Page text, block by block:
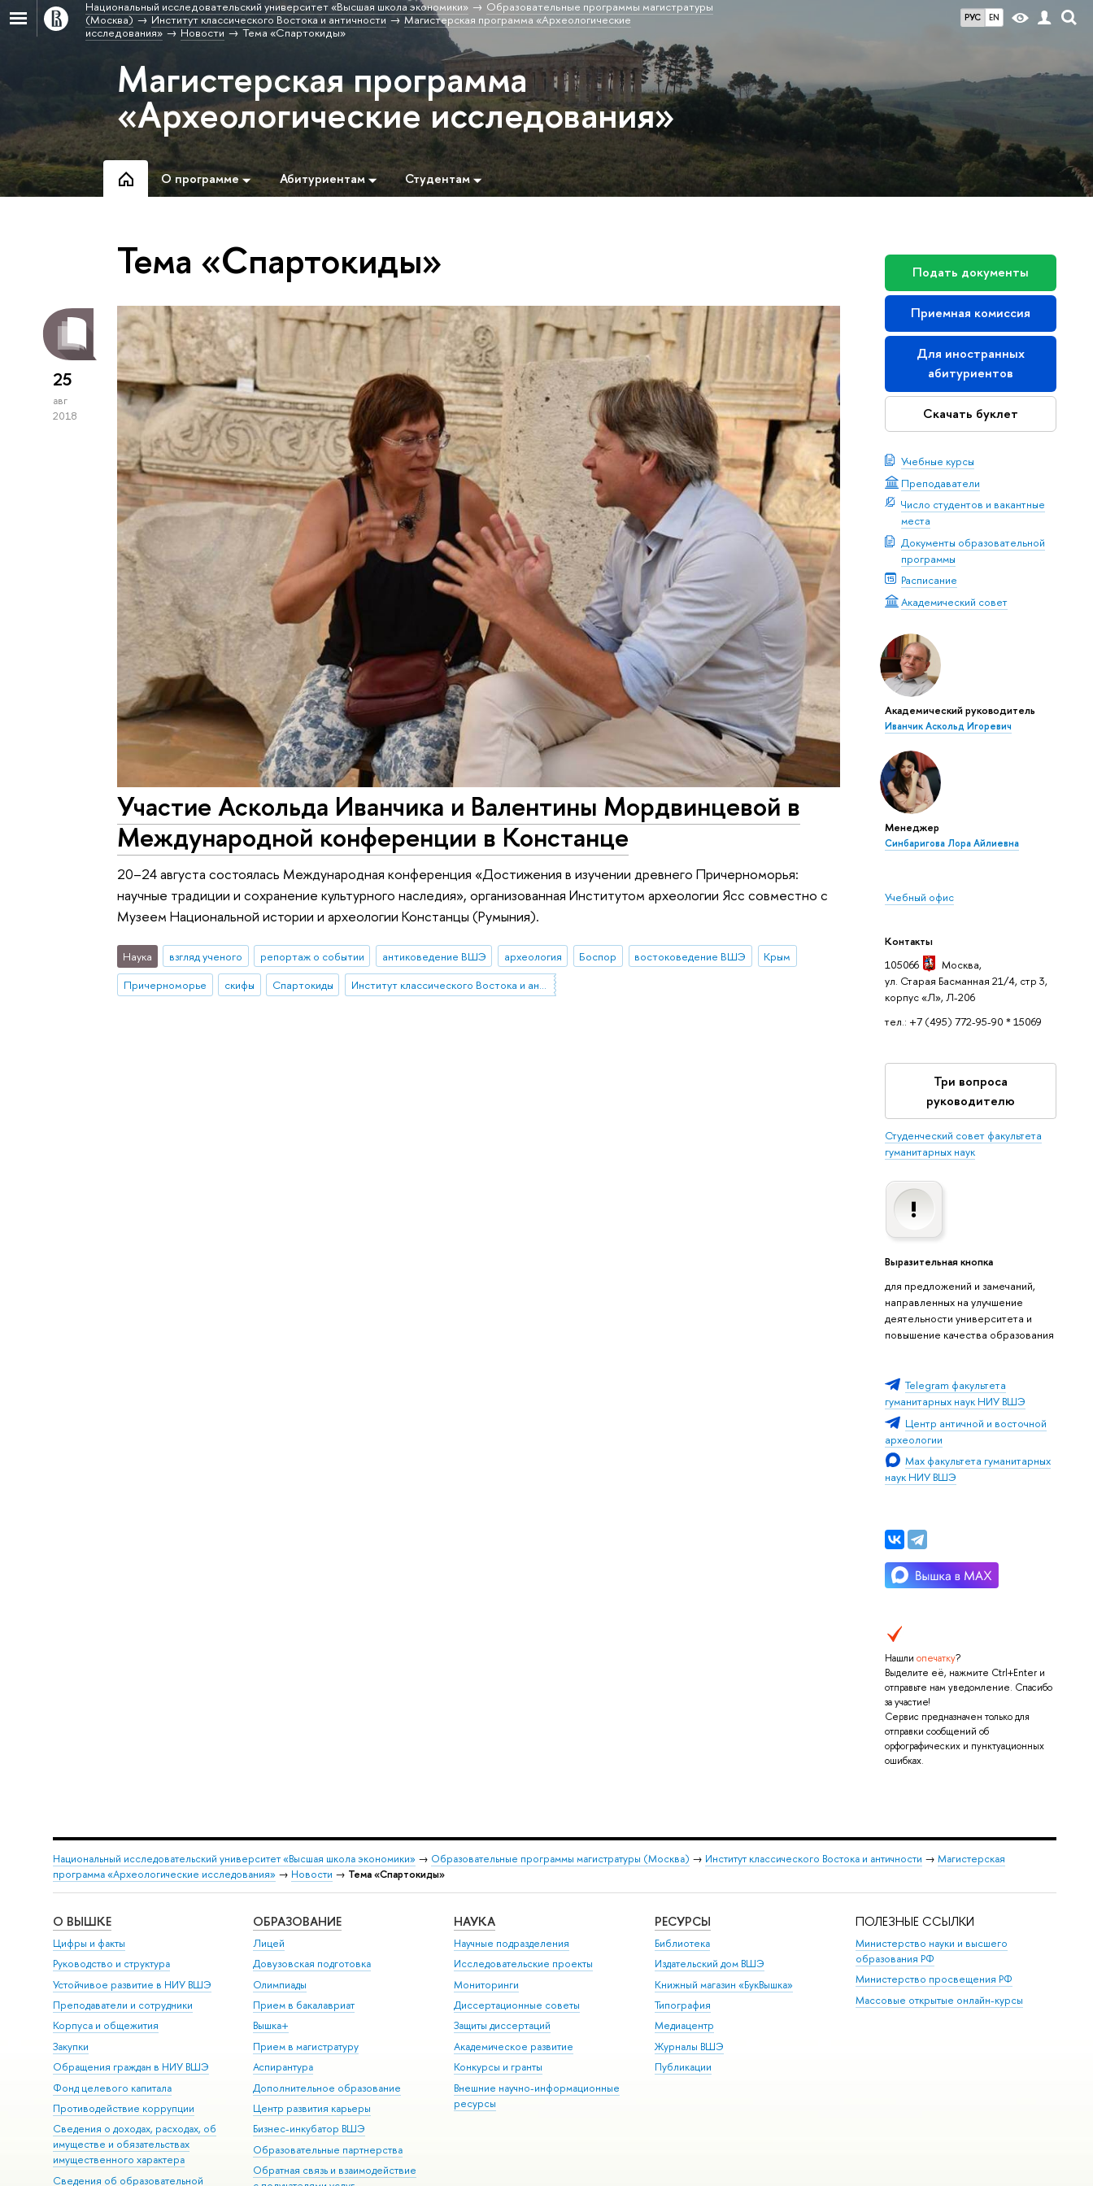
РУС EN
Национальный исследовательский университет «Высшая школа экономики»
Образовательные программы магистратуры
(Москва)
Институт классического Востока и античности
Магистерская программа «Археологические
исследования»
Новости Тема «Спартокиды»
Магистерская программа
«Археологические исследования»
О программе Абитуриентам Студентам
Подать документы
Приемная комиссия
Для иностранных
абитуриентов
Скачать буклет
Учебные курсы
Преподаватели
Число студентов и вакантные
места
Документы образовательной
программы
Расписание
Академический совет
Академический руководитель
Иванчик Аскольд Игоревич
Менеджер
Синбаригова Лора Айлиевна
Учебный офис
Контакты
105066
Москва,
ул. Старая Басманная 21/4, стр 3,
корпус «Л», Л-206
тел.: +7 (495) 772-95-90 * 15069
Три вопроса
руководителю
Студенческий совет факультета
гуманитарных наук
Выразительная кнопка
для предложений и замечаний,
направленных на улучшение
деятельности университета и
повышение качества образования
Telegram факультета
гуманитарных наук НИУ ВШЭ
Центр античной и восточной
археологии
Max факультета гуманитарных
наук НИУ ВШЭ
Нашли опечатку?
Выделите её, нажмите Ctrl+Enter и
отправьте нам уведомление. Спасибо
за участие!
Сервис предназначен только для
отправки сообщений об
орфографических и пунктуационных
ошибках.
Тема «Спартокиды»
25
авг
2018
Участие Аскольда Иванчика и Валентины Мордвинцевой в
Международной конференции в Констанце
20–24 августа состоялась Международная конференция «Достижения в изучении древнего Причерноморья:
научные традиции и сохранение культурного наследия», организованная Институтом археологии Ясс совместно с
Музеем Национальной истории и археологии Констанцы (Румыния).
Наука взгляд ученого репортаж о событии антиковедение ВШЭ археология Боспор востоковедение ВШЭ
Крым
Причерноморье
скифы Спартокиды Институт классического Востока и античности
Национальный исследовательский университет «Высшая школа экономики» → Образовательные программы магистратуры (Москва) → Институт классического Востока и античности → Магистерская
программа «Археологические исследования» → Новости → Тема «Спартокиды»
О ВЫШКЕ
Цифры и факты
Руководство и структура
Устойчивое развитие в НИУ ВШЭ
Преподаватели и сотрудники
Корпуса и общежития
Закупки
Обращения граждан в НИУ ВШЭ
Фонд целевого капитала
Противодействие коррупции
Сведения о доходах, расходах, об
имуществе и обязательствах
имущественного характера
Сведения об образовательной
ОБРАЗОВАНИЕ
Лицей
Довузовская подготовка
Олимпиады
Прием в бакалавриат
Вышка+
Прием в магистратуру
Аспирантура
Дополнительное образование
Центр развития карьеры
Бизнес-инкубатор ВШЭ
Образовательные партнерства
Обратная связь и взаимодействие
НАУКА
Научные подразделения
Исследовательские проекты
Мониторинги
Диссертационные советы
Защиты диссертаций
Академическое развитие
Конкурсы и гранты
Внешние научно-информационные
ресурсы
РЕСУРСЫ
Библиотека
Издательский дом ВШЭ
Книжный магазин «БукВышка»
Типография
Медиацентр
Журналы ВШЭ
Публикации
ПОЛЕЗНЫЕ ССЫЛКИ
Министерство науки и высшего
образования РФ
Министерство просвещения РФ
Массовые открытые онлайн-курсы